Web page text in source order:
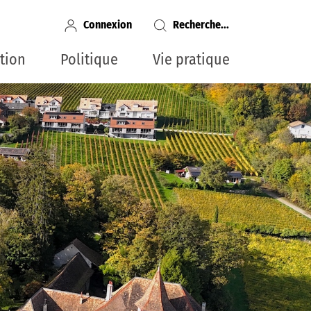
Connexion Recherche...
Politique Vie pratique